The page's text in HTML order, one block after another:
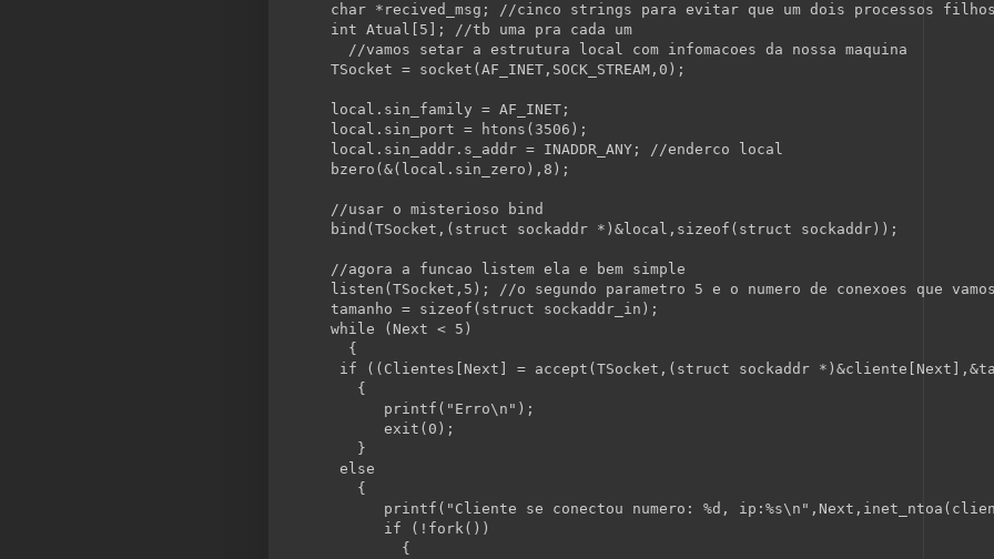
char *recived_msg; //cinco strings para evitar que um dois processos filhos
int Atual[5]; //tb uma pra cada um
//vamos setar a estrutura local com infomacoes da nossa maquina
  TSocket = socket(AF_INET,SOCK_STREAM,0);
  local.sin_family = AF_INET;
  local.sin_port = htons(3506);
  local.sin_addr.s_addr = INADDR_ANY;
//enderco local
  bzero(&(local.sin_zero),8);
//usar o misterioso bind
  bind(TSocket,(
struct sockaddr *)&local, sizeof ( struct sockaddr));
//agora a funcao listem ela e bem simple
  listen(TSocket,5);
//o segundo parametro 5 e o numero de conexoes que
  tamanho =
sizeof ( struct sockaddr_in);
while (Next < 5)
    {
if ((Clientes[Next] = accept(TSocket,( struct sockaddr
     {
        printf(
"Erro\n" );
        exit(0);
     }
else
     {
        printf(
"Cliente se conectou numero: %d, ip:%s\n"
if (!fork())
          {